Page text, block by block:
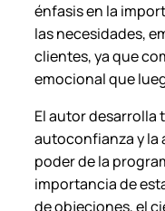
énfasis en la
las necesidades,
clientes, ya que
emocional que
El autor desarrolla
autoconfianza y la
poder de la
importancia de
de objeciones, el